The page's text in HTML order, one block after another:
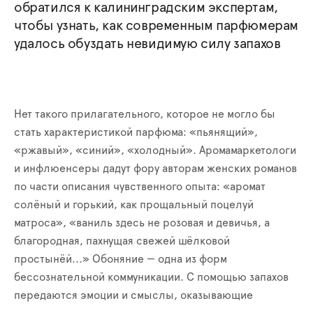
обратился к калининградским экспертам,
чтобы узнать, как современным парфюмерам
удалось обуздать невидимую силу запахов
Нет такого прилагательного, которое не могло бы
стать характеристикой парфюма: «пьянящий»,
«ржавый», «синий», «холодный». Аромамаркетологи
и инфлюенсеры дадут фору авторам женских романов
по части описания чувственного опыта: «аромат
солёный и горький, как прощальный поцелуй
матроса», «ваниль здесь не розовая и девичья, а
благородная, пахнущая свежей шёлковой
простынёй...» Обоняние — одна из форм
бессознательной коммуникации. С помощью запахов
передаются эмоции и смыслы, оказывающие